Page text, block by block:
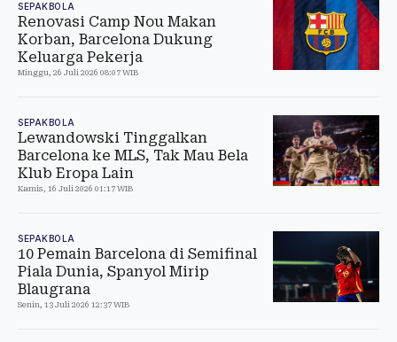
SEPAKBOLA
Renovasi Camp Nou Makan
Korban, Barcelona Dukung
Keluarga Pekerja
Minggu, 26 Juli 2026 08:07 WIB
SEPAKBOLA
Lewandowski Tinggalkan
Barcelona ke MLS, Tak Mau Bela
Klub Eropa Lain
Kamis, 16 Juli 2026 01:17 WIB
SEPAKBOLA
10 Pemain Barcelona di Semifinal
Piala Dunia, Spanyol Mirip
Blaugrana
Senin, 13 Juli 2026 12:37 WIB